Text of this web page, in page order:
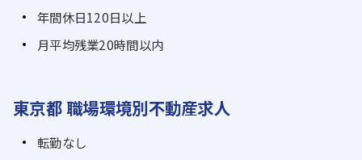
年間休日120日以上
月平均残業20時間以内
東京都 職場環境別不動産求人
転勤なし